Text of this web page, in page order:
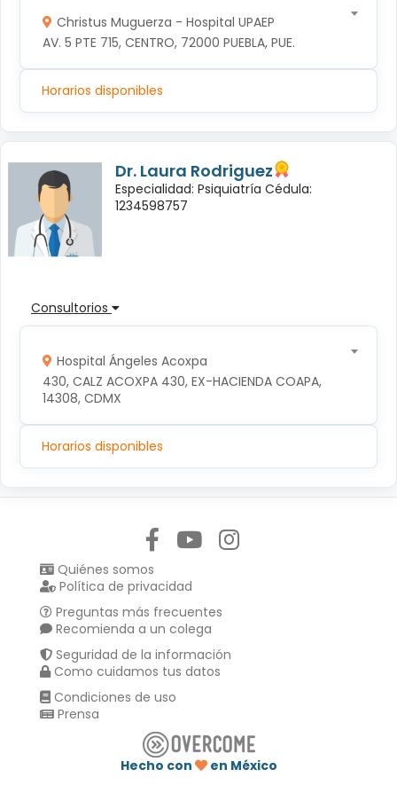
Christus Muguerza - Hospital UPAEP
AV. 5 PTE 715, CENTRO, 72000 PUEBLA, PUE.
Horarios disponibles
Dr. Laura Rodriguez
Especialidad: Psiquiatría Cédula:
1234598757
Consultorios
Hospital Ángeles Acoxpa
430, CALZ ACOXPA 430, EX-HACIENDA COAPA,
14308, CDMX
Horarios disponibles
Quiénes somos
Política de privacidad
Preguntas más frecuentes
Recomienda a un colega
Seguridad de la información
Como cuidamos tus datos
Condiciones de uso
Prensa
Hecho con
en México